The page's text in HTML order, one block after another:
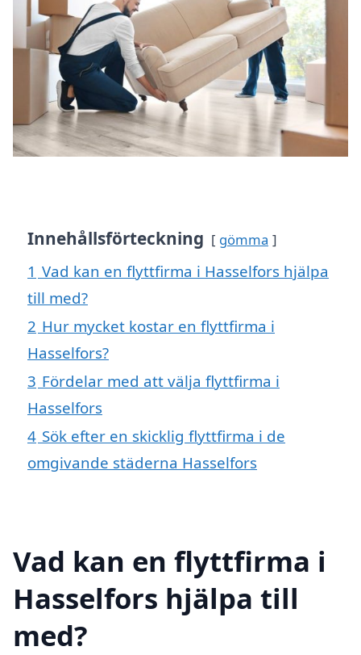
Innehållsförteckning gömma
1 Vad kan en flyttfirma i Hasselfors hjälpa
till med?
2 Hur mycket kostar en flyttfirma i
Hasselfors?
3 Fördelar med att välja flyttfirma i
Hasselfors
4 Sök efter en skicklig flyttfirma i de
omgivande städerna Hasselfors
Vad kan en flyttfirma i
Hasselfors hjälpa till
med?